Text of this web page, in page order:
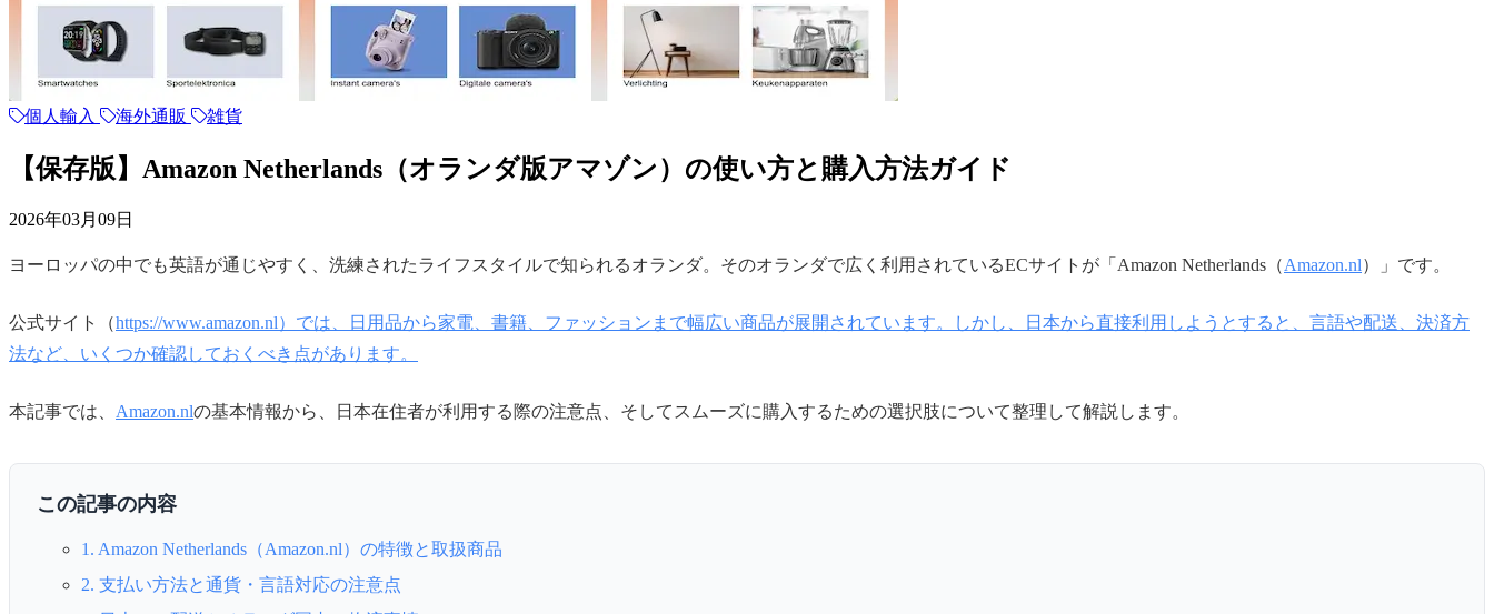
個人輸入 海外通販 雑貨
【保存版】Amazon Netherlands（オランダ版アマゾン）の使い方と購入方法ガイド
2026年03月09日
ヨーロッパの中でも英語が通じやすく、洗練されたライフスタイルで知られるオランダ。そのオランダで広く利用されているECサイトが「Amazon Netherlands（Amazon.nl）」です。
公式サイト（https://www.amazon.nl）では、日用品から家電、書籍、ファッションまで幅広い商品が展開されています。しかし、日本から直接利用しようとすると、言語や配送、決済方
法など、いくつか確認しておくべき点があります。
本記事では、 Amazon.nlの基本情報から、日本在住者が利用する際の注意点、そしてスムーズに購入するための選択肢について整理して解説します。
この記事の内容
1. Amazon Netherlands（Amazon.nl）の特徴と取扱商品
2. 支払い方法と通貨・言語対応の注意点